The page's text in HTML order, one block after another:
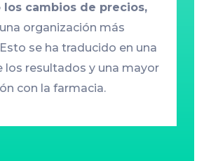
cambios de precios,
organización más
se ha traducido en una
los resultados y una mayor
con la farmacia.